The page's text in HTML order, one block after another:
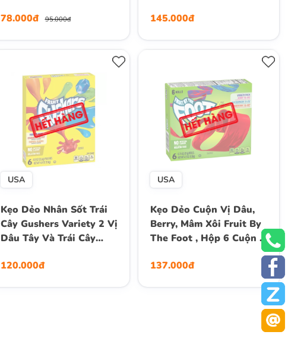
(5 Oz.)
78.000đ 95.000đ
145.000đ
USA
Kẹo Dẻo Nhân Sốt Trái
Cây Gushers Variety 2 Vị
Dâu Tây Và Trái Cây
Gói)
120.000đ
USA
Kẹo Dẻo Cuộn Vị Dâu,
Berry, Mâm Xôi Fruit By
The Foot , Hộp 6 Cuộn ,
137.000đ